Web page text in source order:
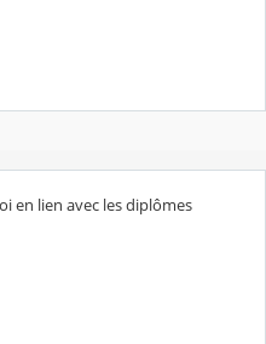
en lien avec les diplômes